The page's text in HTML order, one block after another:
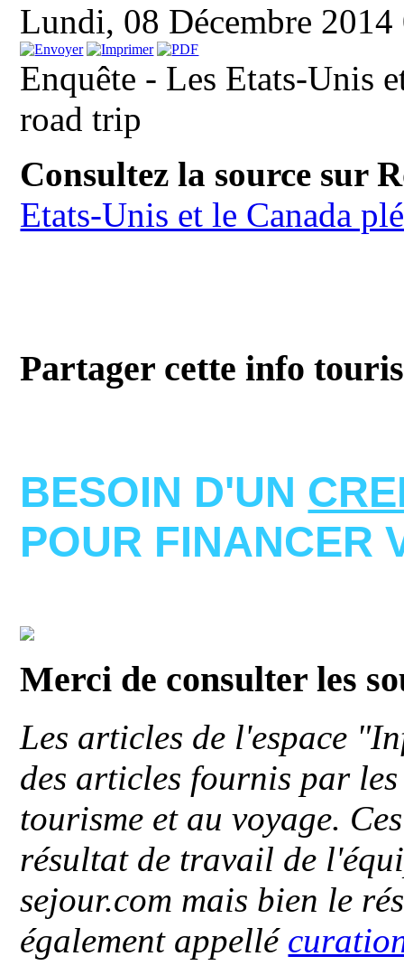
Lundi, 08 Décembre
Enquête - Les Etats-Unis
road trip
Consultez la source sur
Etats-Unis et le Canada
Partager cette info
BESOIN D'UN
POUR FINANCER
Merci de consulter les
Les articles de l'espace
des articles fournis par
tourisme et au voyage.
résultat de travail de
sejour.com mais bien le
également appellé